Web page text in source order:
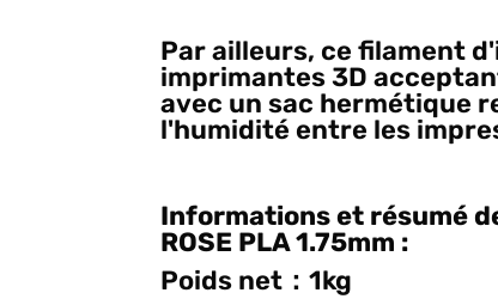
Par ailleurs, ce filament
imprimantes 3D
avec un sac hermétique
l'humidité entre les
Informations et résumé
ROSE PLA 1.75mm :
Poids net：1kg